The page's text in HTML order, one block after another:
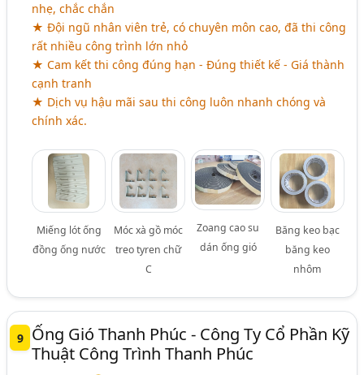
nhẹ, chắc chắn
★ Đội ngũ nhân viên trẻ, có chuyên môn cao, đã thi công
rất nhiều công trình lớn nhỏ
★ Cam kết thi công đúng hạn - Đúng thiết kế - Giá thành
cạnh tranh
★ Dịch vụ hậu mãi sau thi công luôn nhanh chóng và
chính xác.
Miếng lót ống
đồng ống nước
Móc xà gồ móc
treo tyren chữ
C
Zoang cao su
dán ống gió
Băng keo bạc
băng keo
nhôm
9
Ống Gió Thanh Phúc - Công Ty Cổ Phần Kỹ
Thuật Công Trình Thanh Phúc